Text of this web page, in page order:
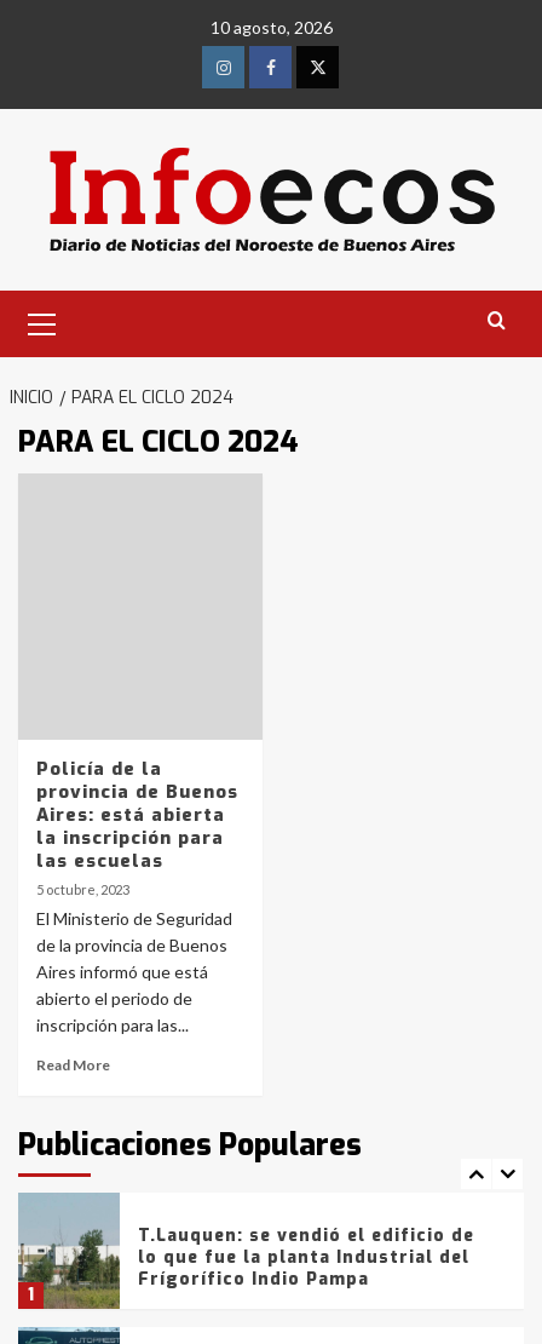
10 agosto, 2026
InstagramFacebookTwitter
primario
INICIO PARA EL CICLO 2024
PARA EL CICLO 2024
Policía de la
provincia de Buenos
Aires: está abierta
la inscripción para
las escuelas
5 octubre, 2023
El Ministerio de Seguridad
de la provincia de Buenos
Aires informó que está
abierto el periodo de
inscripción para las...
Read More
Publicaciones Populares
4
5
Los precios de los combustibles en
La Pampa, desde YPF hasta Axion
6
La Bolsa de Cereales de Bahía
Blanca anticipa que Agosto vendrá
con lluvias y heladas, en gran parte
de la provincia
fueron detenidos por
comercialización de drogas en la
tarde del sábado
1
T.Lauquen: se vendió el edificio de
lo que fue la planta Industrial del
Frígorífico Indio Pampa